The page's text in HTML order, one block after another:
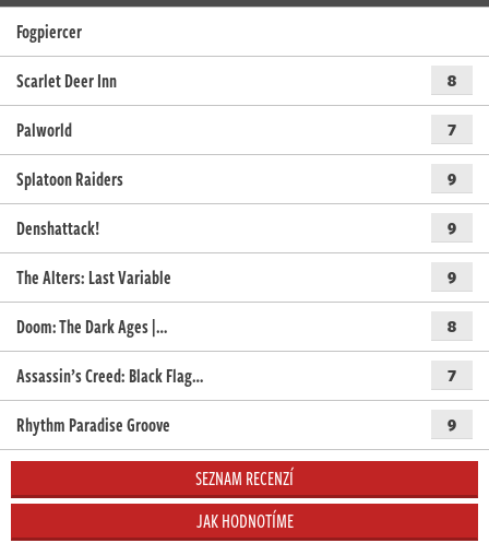
Fogpiercer
Scarlet Deer Inn
8
Palworld 7
Splatoon Raiders 9
Denshattack! 9
The Alters: Last Variable 9
Doom: The Dark Ages |… 8
Assassin’s Creed: Black Flag… 7
Rhythm Paradise Groove 9
SEZNAM RECENZÍ
JAK HODNOTÍME